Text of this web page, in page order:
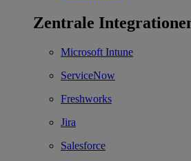
Zentrale
Microsoft Intune
ServiceNow
Freshworks
Jira
Salesforce